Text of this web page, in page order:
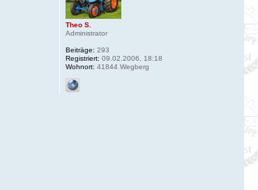
Theo S.
Administrator
Beiträge: 293
Registriert: 09.02.2006, 18:18
Wohnort: 41844 Wegberg